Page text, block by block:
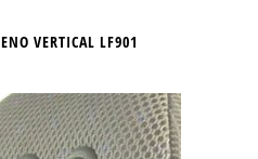
VERTICAL LF901